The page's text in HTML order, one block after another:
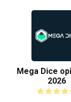
Mega Dice
2026